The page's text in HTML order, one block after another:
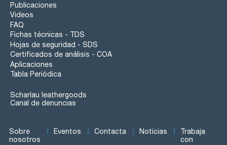
Publicaciones
Videos
FAQ
Fichas técnicas - TDS
Hojas de seguridad - SDS
Certificados de análisis - COA
Aplicaciones
Tabla Periódica
Scharlau leathergoods
Canal de denuncias
Sobre
nosotros
Eventos Contacta Noticias
Trabaja
con